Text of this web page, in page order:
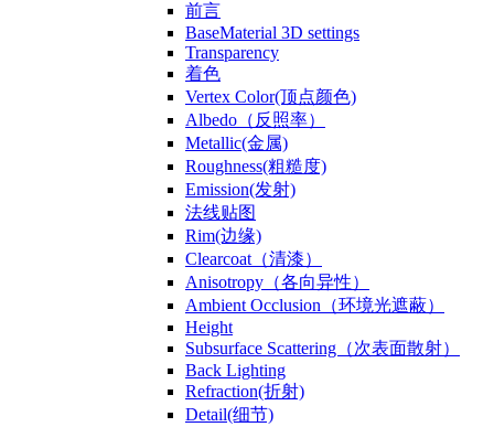
前言
BaseMaterial 3D settings
Transparency
着色
Vertex Color(顶点颜色)
Albedo（反照率）
Metallic(金属)
Roughness(粗糙度)
Emission(发射)
法线贴图
Rim(边缘)
Clearcoat（清漆）
Anisotropy（各向异性）
Ambient Occlusion（环境光遮蔽）
Height
Subsurface Scattering（次表面散射）
Back Lighting
Refraction(折射)
Detail(细节)